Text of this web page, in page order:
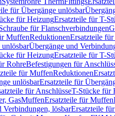
für Übergänge unlösbar
für HeizungErsatzteile für T-
für Flanschverbindungen
MuffenReduktionenErsatzteile
Übergänge und
für HeizungErsatzteile für T-
RohreBefestigungen für
für MuffenReduktionen
unlösbarErsatzteile für
für AnschlüsseT-Stücke für
GasMuffenErsatzteile für Muffen
Verbindungen, lösbarErsatzteile